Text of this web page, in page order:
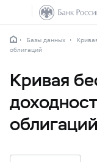
Базы данных
облигаций
Кривая
облигаций